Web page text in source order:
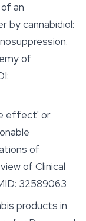
an
by cannabidiol:
of
effect' or
of
of Clinical
32589063
products in